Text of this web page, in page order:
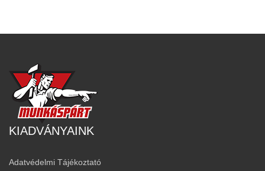
KIADVÁNYAINK
Adatvédelmi Tájékoztató